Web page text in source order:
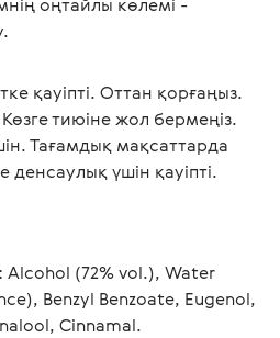
қауіпті. Оттан қорғаңыз.
тиюіне жол бермеңіз.
Тағамдық мақсаттарда
үшін қауіпті.
Alcohol (72% vol.), Water
Benzyl Benzoate, Eugenol,
Cinnamal.